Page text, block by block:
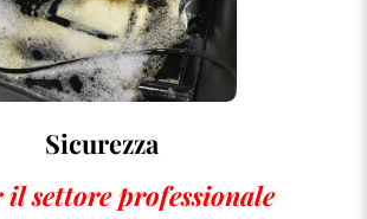
Sicurezza
il settore professionale